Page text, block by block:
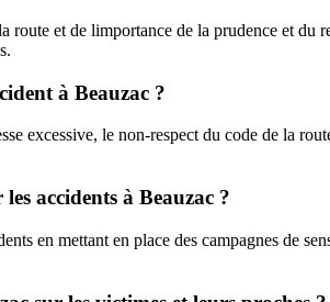
et de limportance de la prudence et
à Beauzac ?
excessive, le non-respect du code de la
accidents à Beauzac ?
en mettant en place des campagnes de